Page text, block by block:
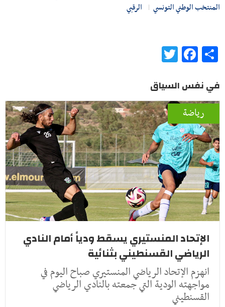
المنتخب الوطني التونسي
الرقبي
Share
Facebook
في نفس السياق
رياضة
الإتحاد المنستيري يسقط ودياً أمام النادي
الرياضي القسنطيني بثنائية
انهزم الإتحاد الرياضي المنستيري صباح اليوم في
مواجهته الودية التي جمعته بالنادي الرياضي
القسنطيني